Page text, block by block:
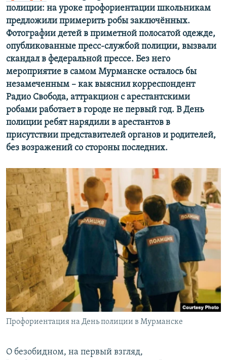
полиции: на уроке профориентации школьникам
предложили примерить робы заключённых.
Фотографии детей в приметной полосатой одежде,
опубликованные пресс-службой полиции, вызвали
скандал в федеральной прессе. Без него
мероприятие в самом Мурманске осталось бы
незамеченным – как выяснил корреспондент
Радио Свобода, аттракцион с арестантскими
робами работает в городе не первый год. В День
полиции ребят нарядили в арестантов в
присутствии представителей органов и родителей,
без возражений со стороны последних.
Профориентация на День полиции в Мурманске
О безобидном, на первый взгляд,